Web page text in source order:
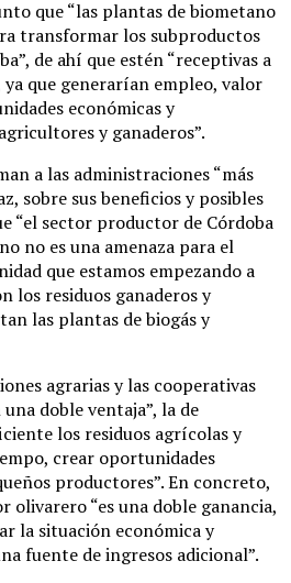
que “las plantas de biometano
transformar los subproductos
de ahí que estén “receptivas a
que generarían empleo, valor
económicas y
y ganaderos”.
a las administraciones “más
sobre sus beneficios y posibles
“el sector productor de Córdoba
no es una amenaza para el
que estamos empezando a
los residuos ganaderos y
las plantas de biogás y
agrarias y las cooperativas
doble ventaja”, la de
los residuos agrícolas y
crear oportunidades
productores”. En concreto,
olivarero “es una doble ganancia,
la situación económica y
fuente de ingresos adicional”.